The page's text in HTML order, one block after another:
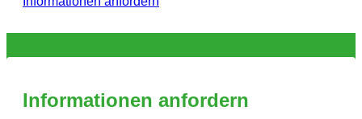
Informationen anfordern